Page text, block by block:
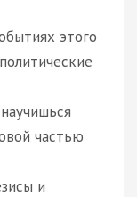
этого
частью
и